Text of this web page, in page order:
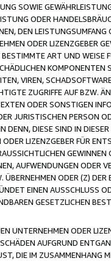
SOWIE
ODER
DEN
ODER LIZENZGEBER
ART UND
VIREN,
ZUGRIFFE AUF BZW.
ODER SONSTIGEN
JURISTISCHEN PERSON
DENN, DIESE SIND IN
LIZENZGEBER FÜR
AUFWENDUNGEN ODER
ODER (Z)
EINEN AUSSCHLUSS
GESETZLICHEN
UNTERNEHMEN ODER
AUFGRUND
DIE IM ZUSAMMENHANG